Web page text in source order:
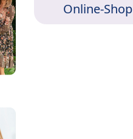
Online-Shop